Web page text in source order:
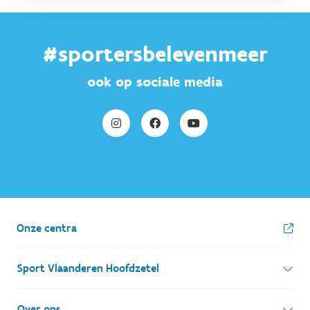
#sportersbelevenmeer
ook op sociale media
Onze centra
Sport Vlaanderen Hoofdzetel
Simon Bolivarlaan 17